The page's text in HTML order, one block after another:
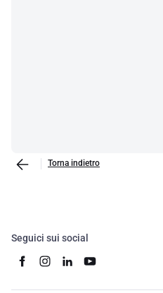
Torna indietro
Seguici sui social